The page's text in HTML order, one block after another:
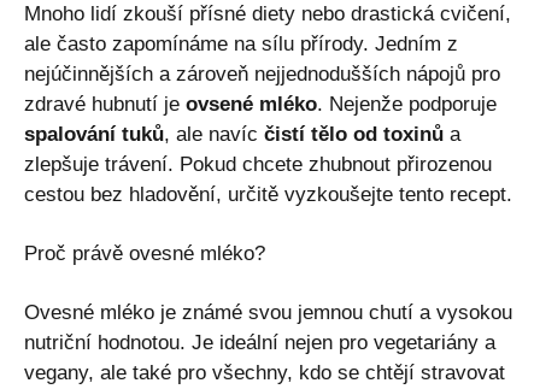
Mnoho lidí zkouší přísné diety nebo drastická cvičení,
ale často zapomínáme na sílu přírody. Jedním z
nejúčinnějších a zároveň nejjednodušších nápojů pro
zdravé hubnutí je ovsené mléko. Nejenže podporuje
spalování tuků, ale navíc čistí tělo od toxinů a
zlepšuje trávení. Pokud chcete zhubnout přirozenou
cestou bez hladovění, určitě vyzkoušejte tento recept.
Proč právě ovesné mléko?
Ovesné mléko je známé svou jemnou chutí a vysokou
nutriční hodnotou. Je ideální nejen pro vegetariány a
vegany, ale také pro všechny, kdo se chtějí stravovat